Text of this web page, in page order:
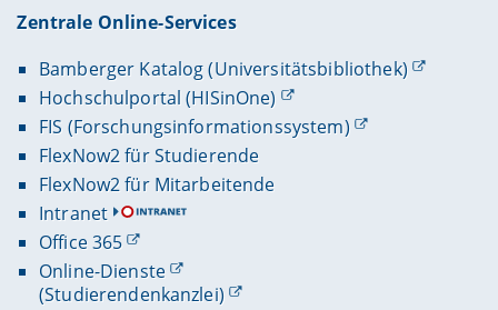
Zentrale Online-Services
Bamberger Katalog (Universitätsbibliothek)
Hochschulportal (HISinOne)
FIS (Forschungsinformationssystem)
FlexNow2 für Studierende
FlexNow2 für Mitarbeitende
Intranet
Office 365
Online-Dienste
(Studierendenkanzlei)